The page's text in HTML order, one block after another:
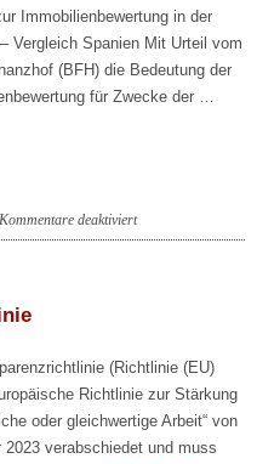
Immobilienbewertung in der
Vergleich Spanien Mit Urteil vom
(BFH) die Bedeutung der
für Zwecke der …
Kommentare deaktiviertfür
(Richtlinie (EU)
Richtlinie zur Stärkung
oder gleichwertige Arbeit“ von
2023 verabschiedet und muss